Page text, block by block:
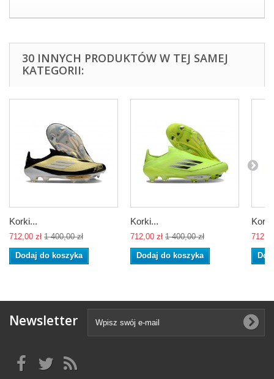
30 INNYCH PRODUKTÓW W TEJ SAMEJ
KATEGORII:
Korki...
712,00 zł 1 400,00 zł
Dodaj do koszyka
Korki...
712,00 zł 1 400,00 zł
Dodaj do koszyka
Newsletter